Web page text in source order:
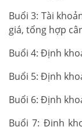
Buổi 3: Tài
giá, tổng hợp
Buổi 4: Định
Buổi 5: Định
Buổi 6: Định
Buổi 7: Định